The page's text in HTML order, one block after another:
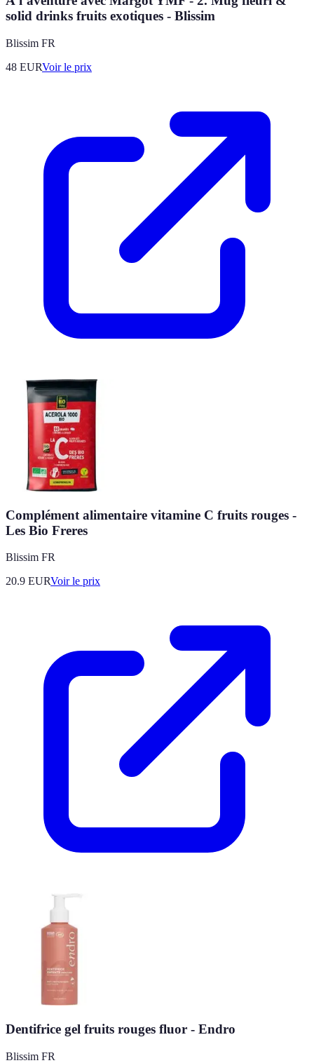
solid drinks fruits exotiques - Blissim
Blissim FR
48 EURVoir le prix
Complément alimentaire vitamine C fruits rouges -
Les Bio Freres
Blissim FR
20.9 EURVoir le prix
Dentifrice gel fruits rouges fluor - Endro
Blissim FR